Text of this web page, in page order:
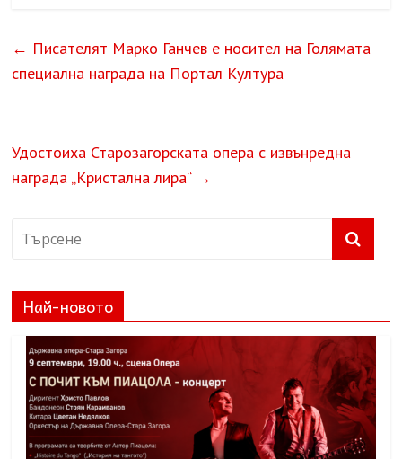
← Писателят Марко Ганчев е носител на Голямата
специална награда на Портал Култура
Удостоиха Старозагорската опера с извънредна
награда „Кристална лира“ →
Най-новото